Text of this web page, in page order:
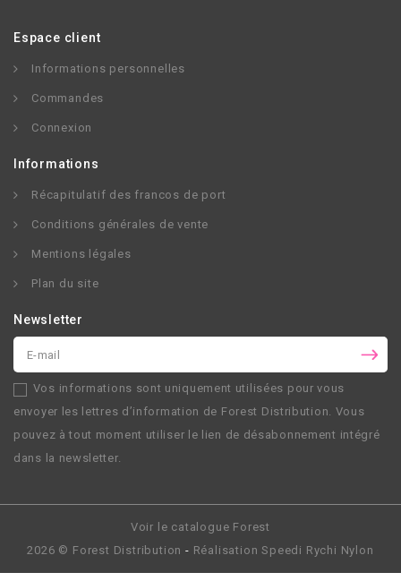
Espace client
Informations personnelles
Commandes
Connexion
Informations
Récapitulatif des francos de port
Conditions générales de vente
Mentions légales
Plan du site
Newsletter
Vos informations sont uniquement utilisées pour vous
envoyer les lettres d’information de Forest Distribution. Vous
pouvez à tout moment utiliser le lien de désabonnement intégré
dans la newsletter.
Voir le catalogue Forest
2026 © Forest Distribution - RéalisationSpeedi Rychi Nylon